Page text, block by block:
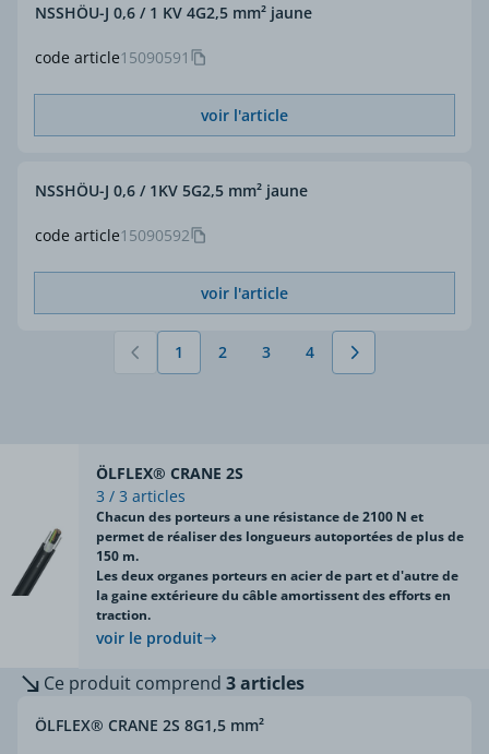
code article15090591
NSSHÖU-J 0,6 / 1 KV 4G2,5 mm² jaune
voir l'article
code article15090592
NSSHÖU-J 0,6 / 1KV 5G2,5 mm² jaune
voir l'article
Vous lisez actuellement la page
1 Page
2 Page
3 Page
4
ÖLFLEX® CRANE 2S
3 / 3 articles
Chacun des porteurs a une résistance de 2100 N et
permet de réaliser des longueurs autoportées de plus de
150 m.
Les deux organes porteurs en acier de part et d'autre de
la gaine extérieure du câble amortissent des efforts en
traction.
voir le produit
Ce produit comprend 3 articles
ÖLFLEX® CRANE 2S 8G1,5 mm²